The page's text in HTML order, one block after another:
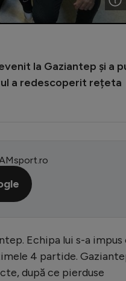
la Gaziantep și a
a redescoperit rețeta
Echipa lui s-a impus
4 partide.
după ce pierduse